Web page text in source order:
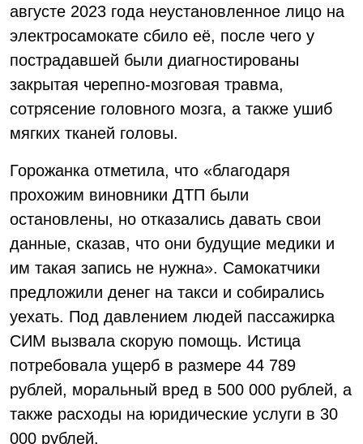
августе 2023 года неустановленное лицо на
электросамокате сбило её, после чего у
пострадавшей были диагностированы
закрытая черепно-мозговая травма,
сотрясение головного мозга, а также ушиб
мягких тканей головы.
Горожанка отметила, что «благодаря
прохожим виновники ДТП были
остановлены, но отказались давать свои
данные, сказав, что они будущие медики и
им такая запись не нужна». Самокатчики
предложили денег на такси и собирались
уехать. Под давлением людей пассажирка
СИМ вызвала скорую помощь. Истица
потребовала ущерб в размере 44 789
рублей, моральный вред в 500 000 рублей, а
также расходы на юридические услуги в 30
000 рублей.